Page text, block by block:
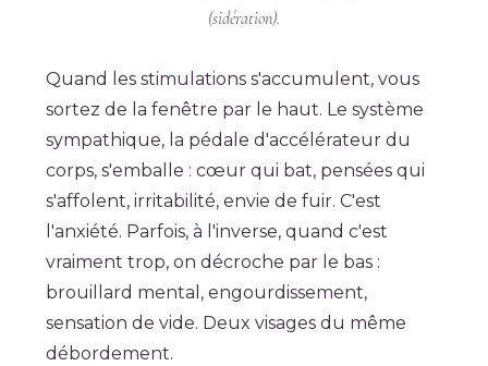
(sidération).
Quand les stimulations s'accumulent, vous
sortez de la fenêtre par le haut. Le système
sympathique, la pédale d'accélérateur du
corps, s'emballe : cœur qui bat, pensées qui
s'affolent, irritabilité, envie de fuir. C'est
l'anxiété. Parfois, à l'inverse, quand c'est
vraiment trop, on décroche par le bas :
brouillard mental, engourdissement,
sensation de vide. Deux visages du même
débordement.